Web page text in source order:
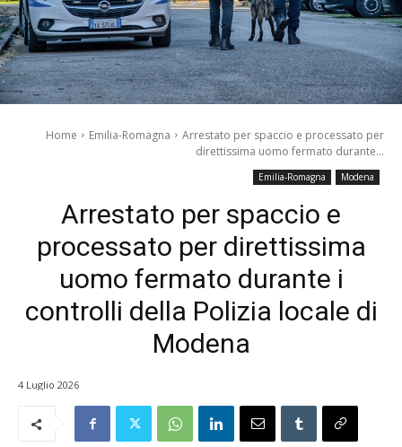
Home Emilia-Romagna
Arrestato per spaccio e processato per
direttissima uomo fermato durante...
Emilia-Romagna Modena
Arrestato per spaccio e
processato per direttissima
uomo fermato durante i
controlli della Polizia locale di
Modena
4 Luglio 2026